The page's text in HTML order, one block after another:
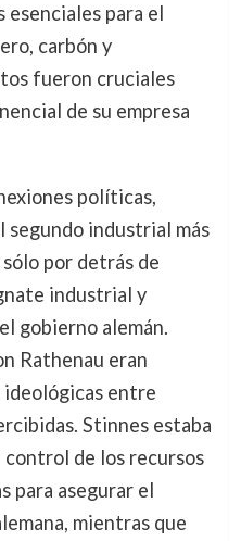
para el
carbón y
fueron cruciales
de su empresa
políticas,
industrial más
por detrás de
industrial y
gobierno alemán.
Rathenau eran
entre
Stinnes estaba
de los recursos
para asegurar el
mientras que